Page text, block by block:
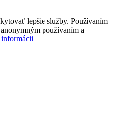
lepšie služby. Používaním
používaním a